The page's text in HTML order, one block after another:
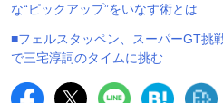
な“ピックアップ”をいなす術とは
■フェルスタッペン、スーパーGT
で三宅淳詞のタイムに挑む